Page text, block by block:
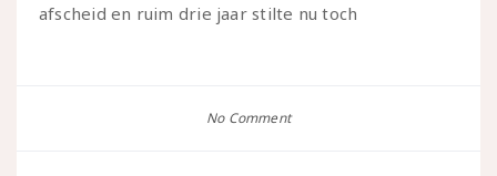
afscheid en ruim drie jaar stilte nu toch
No Comment